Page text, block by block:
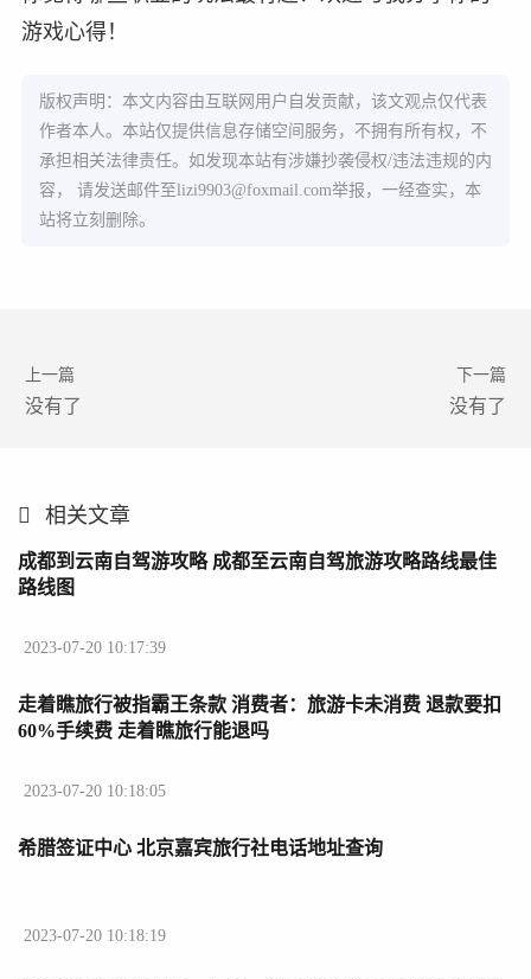
游戏心得！
版权声明：本文内容由互联网用户自发贡献，该文观点仅代表
作者本人。本站仅提供信息存储空间服务，不拥有所有权，不
承担相关法律责任。如发现本站有涉嫌抄袭侵权/违法违规的内
容， 请发送邮件至lizi9903@foxmail.com举报，一经查实，本
站将立刻删除。
上一篇
没有了
下一篇
没有了
相关文章
成都到云南自驾游攻略 成都至云南自驾旅游攻略路线最佳
路线图
2023-07-20 10:17:39
走着瞧旅行被指霸王条款 消费者：旅游卡未消费 退款要扣
60%手续费 走着瞧旅行能退吗
2023-07-20 10:18:05
希腊签证中心 北京嘉宾旅行社电话地址查询
2023-07-20 10:18:19